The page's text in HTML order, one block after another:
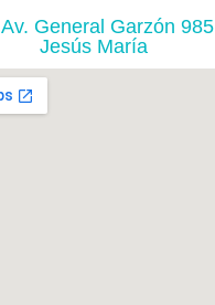
Av. General Garzón 985
Jesús María